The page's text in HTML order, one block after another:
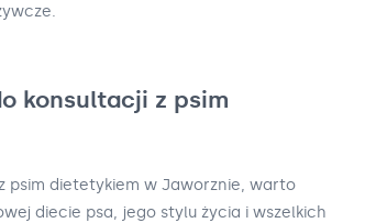
konsultacji z psim
psim dietetykiem w Jaworznie, warto
diecie psa, jego stylu życia i wszelkich